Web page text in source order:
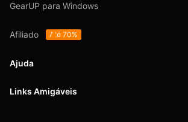
GearUP para Windows
Afiliado Até 70%
Ajuda
Suporte
Links Amigáveis